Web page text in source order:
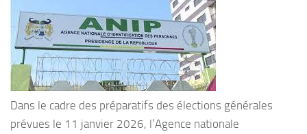
Dans le cadre des préparatifs des élections générales
prévues le 11 janvier 2026, l’Agence nationale